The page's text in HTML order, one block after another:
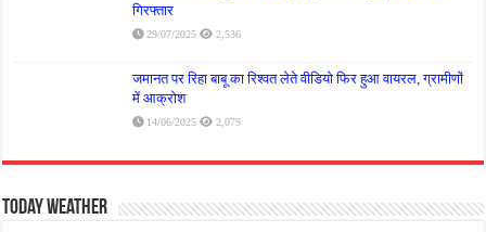
गिरफ्तार
29/07/2025 2,536
जमानत पर रिहा बाबू का रिश्वत लेते वीडियो फिर हुआ वायरल, ग्रामीणों
में आक्रोश
14/06/2025 2,079
Today Weather